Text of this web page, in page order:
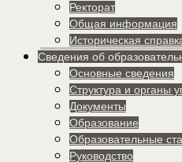
Ректорат
Общая информация
Историческая
Сведения об
Основные сведения
Структура и органы
Документы
Образование
Образовательные
Руководство